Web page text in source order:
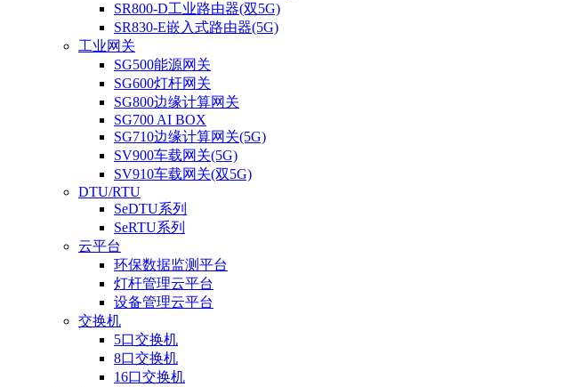
SR800-D工业路由器(双5G)
SR830-E嵌入式路由器(5G)
工业网关
SG500能源网关
SG600灯杆网关
SG800边缘计算网关
SG700 AI BOX
SG710边缘计算网关(5G)
SV900车载网关(5G)
SV910车载网关(双5G)
DTU/RTU
SeDTU系列
SeRTU系列
云平台
环保数据监测平台
灯杆管理云平台
设备管理云平台
交换机
5口交换机
8口交换机
16口交换机